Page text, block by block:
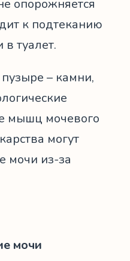
опорожняется
к подтеканию
туалет.
– камни,
мышц мочевого
могут
мочи из-за
мочи